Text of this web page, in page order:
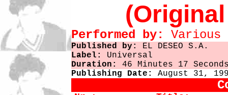
Performed by:
Published by:
EL DESEO S.A.
Label:
Universal
Duration:
46 Minutes 17
Publishing Date:
August 31,